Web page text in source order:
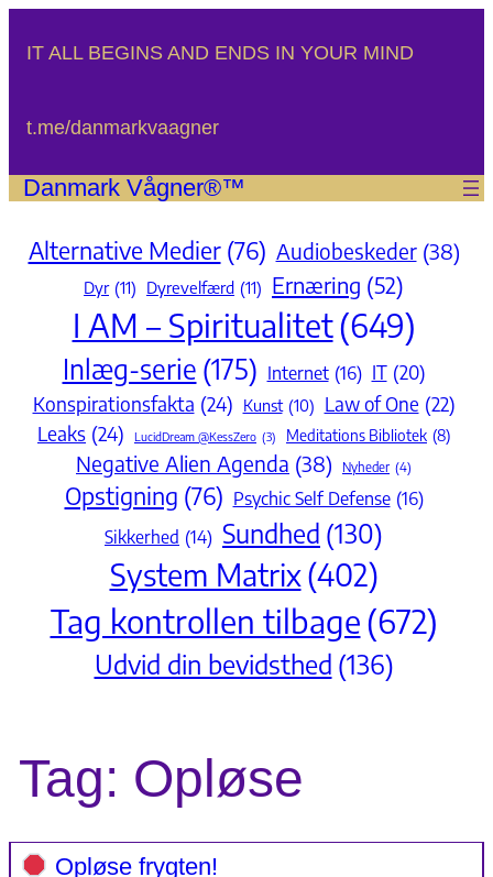
IT ALL BEGINS AND ENDS IN YOUR MIND
t.me/danmarkvaagner
Danmark Vågner®™
Alternative Medier (76) Audiobeskeder (38)
Dyr (11) Dyrevelfærd (11) Ernæring (52)
I AM – Spiritualitet(649)
Inlæg-serie (175) Internet (16) IT (20)
Konspirationsfakta (24) Kunst (10) Law of One (22)
Leaks (24) LucidDream @KessZero (3) Meditations Bibliotek (8)
Negative Alien Agenda (38) Nyheder (4)
Opstigning (76) Psychic Self Defense (16)
Sikkerhed (14) Sundhed (130)
System Matrix(402)
Tag kontrollen tilbage(672)
Udvid din bevidsthed (136)
Tag: Opløse
Opløse frygten!